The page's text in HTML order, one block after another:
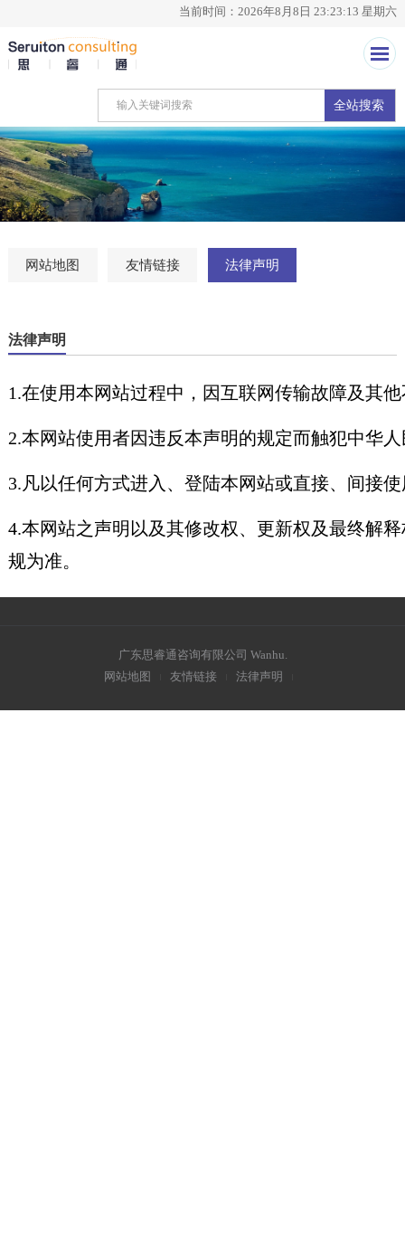
当前时间：2026年8月8日 23:23:13 星期六
全站搜索
网站地图 友情链接 法律声明
法律声明
1.在使用本网站过程中，因互联网传输故障及其
2.本网站使用者因违反本声明的规定而触犯中华
3.凡以任何方式进入、登陆本网站或直接、间接
4.本网站之声明以及其修改权、更新权及最终解
规为准。
广东思睿通咨询有限公司 Wanhu.
网站地图
友情链接 法律声明